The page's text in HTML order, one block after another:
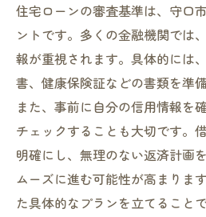
住宅ローン利用者が
守口市での成功者の声
経験者が語る、住宅ロ
将来を見据えた住宅ロ
住宅ローン利用者が勧
守口市での住宅ロー
住宅ローンの審査基準は、守口
ントです。多くの金融機関では
報が重視されます。具体的には
書、健康保険証などの書類を準
また、事前に自分の信用情報を
チェックすることも大切です。
明確にし、無理のない返済計画
ムーズに進む可能性が高まりま
た具体的なプランを立てること